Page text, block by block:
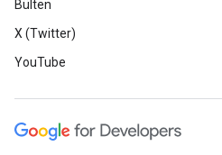
Bülten
X (Twitter)
YouTube